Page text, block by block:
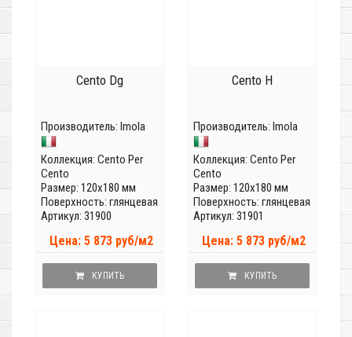
Cento Dg
Производитель: Imola
Коллекция: Cento Per
Cento
Размер: 120x180 мм
Поверхность: глянцевая
Артикул: 31900
Цена: 5 873 руб/м2
КУПИТЬ
Cento H
Производитель: Imola
Коллекция: Cento Per
Cento
Размер: 120x180 мм
Поверхность: глянцевая
Артикул: 31901
Цена: 5 873 руб/м2
КУПИТЬ